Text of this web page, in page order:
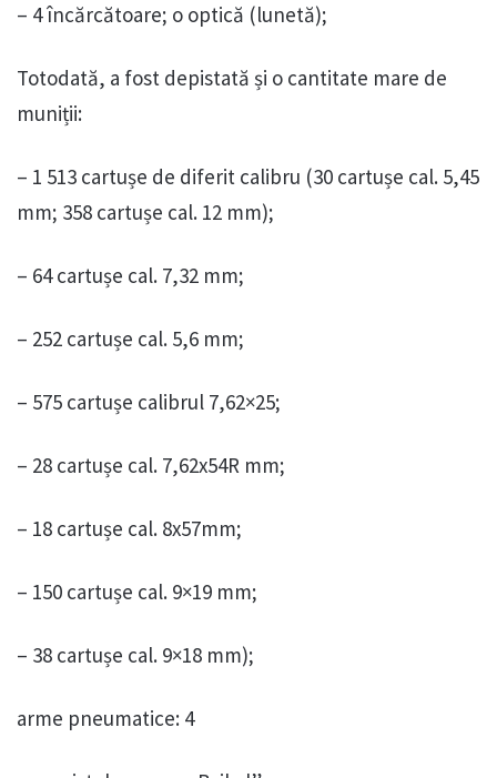
– 4 încărcătoare; o optică (lunetă);
Totodată, a fost depistată și o cantitate mare de
muniții:
– 1 513 cartușe de diferit calibru (30 cartușe cal. 5,45
mm; 358 cartușe cal. 12 mm);
– 64 cartușe cal. 7,32 mm;
– 252 cartușe cal. 5,6 mm;
– 575 cartușe calibrul 7,62×25;
– 28 cartușe cal. 7,62x54R mm;
– 18 cartușe cal. 8x57mm;
– 150 cartușe cal. 9×19 mm;
– 38 cartușe cal. 9×18 mm);
arme pneumatice: 4